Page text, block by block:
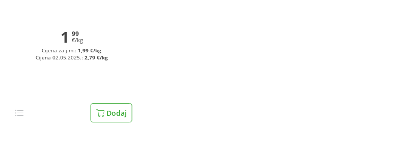
1 99
€/kg
Cijena za j.m.:1,99 €/kg
Cijena 02.05.2025.: 2,79 €/kg
Dodaj